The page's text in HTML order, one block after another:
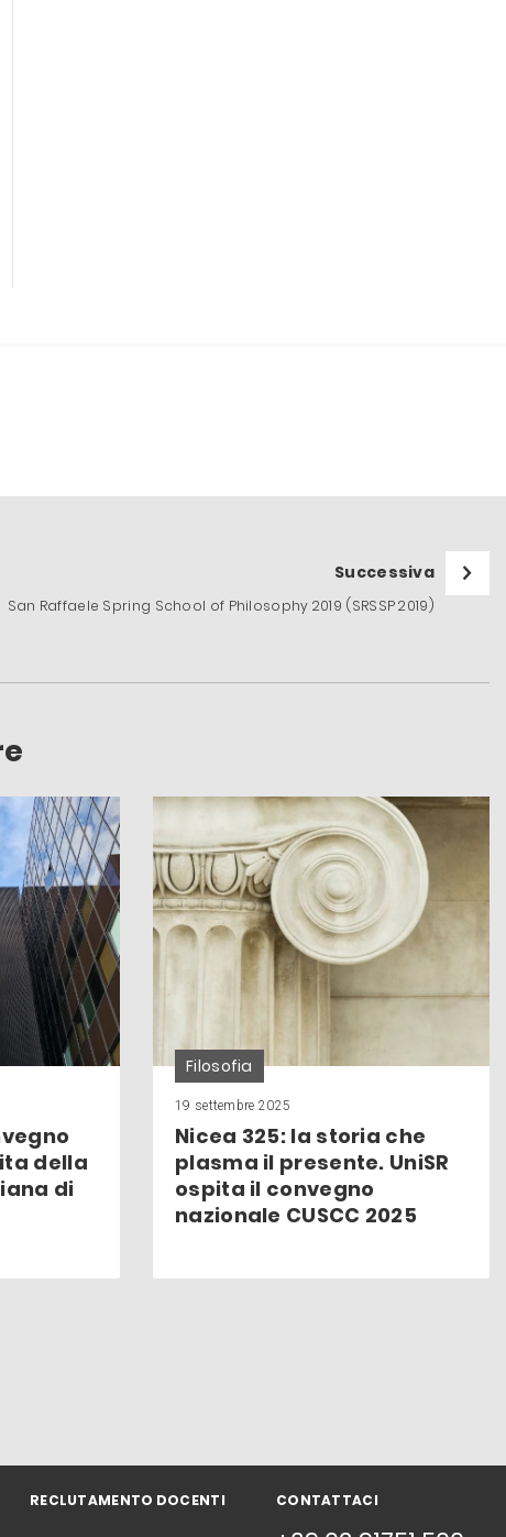
Successiva
San Raffaele Spring School of Philosophy 2019 (SRSSP 2019)
della
di
Filosofia
19 settembre 2025
Nicea 325: la storia che
plasma il presente. UniSR
ospita il convegno
nazionale CUSCC 2025
RECLUTAMENTO DOCENTI CONTATTACI